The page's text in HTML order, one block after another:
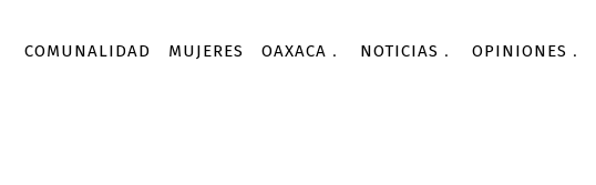
COMUNALIDAD MUJERES OAXACA NOTICIAS OPINIONES